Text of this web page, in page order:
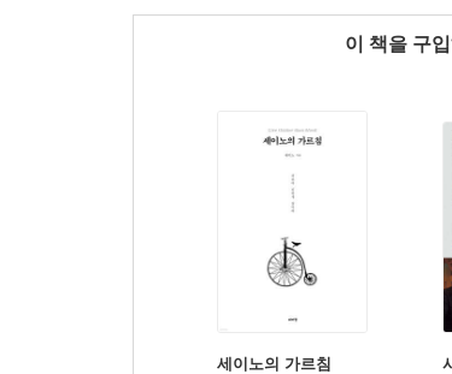
이 책을 구
세이노의 가르침